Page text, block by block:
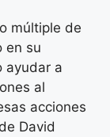
múltiple de
en su
ayudar a
al
acciones
David